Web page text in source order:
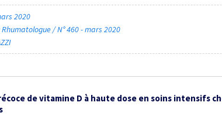
2020
/ N° 460 - mars 2020
de vitamine D à haute dose en soins intensifs